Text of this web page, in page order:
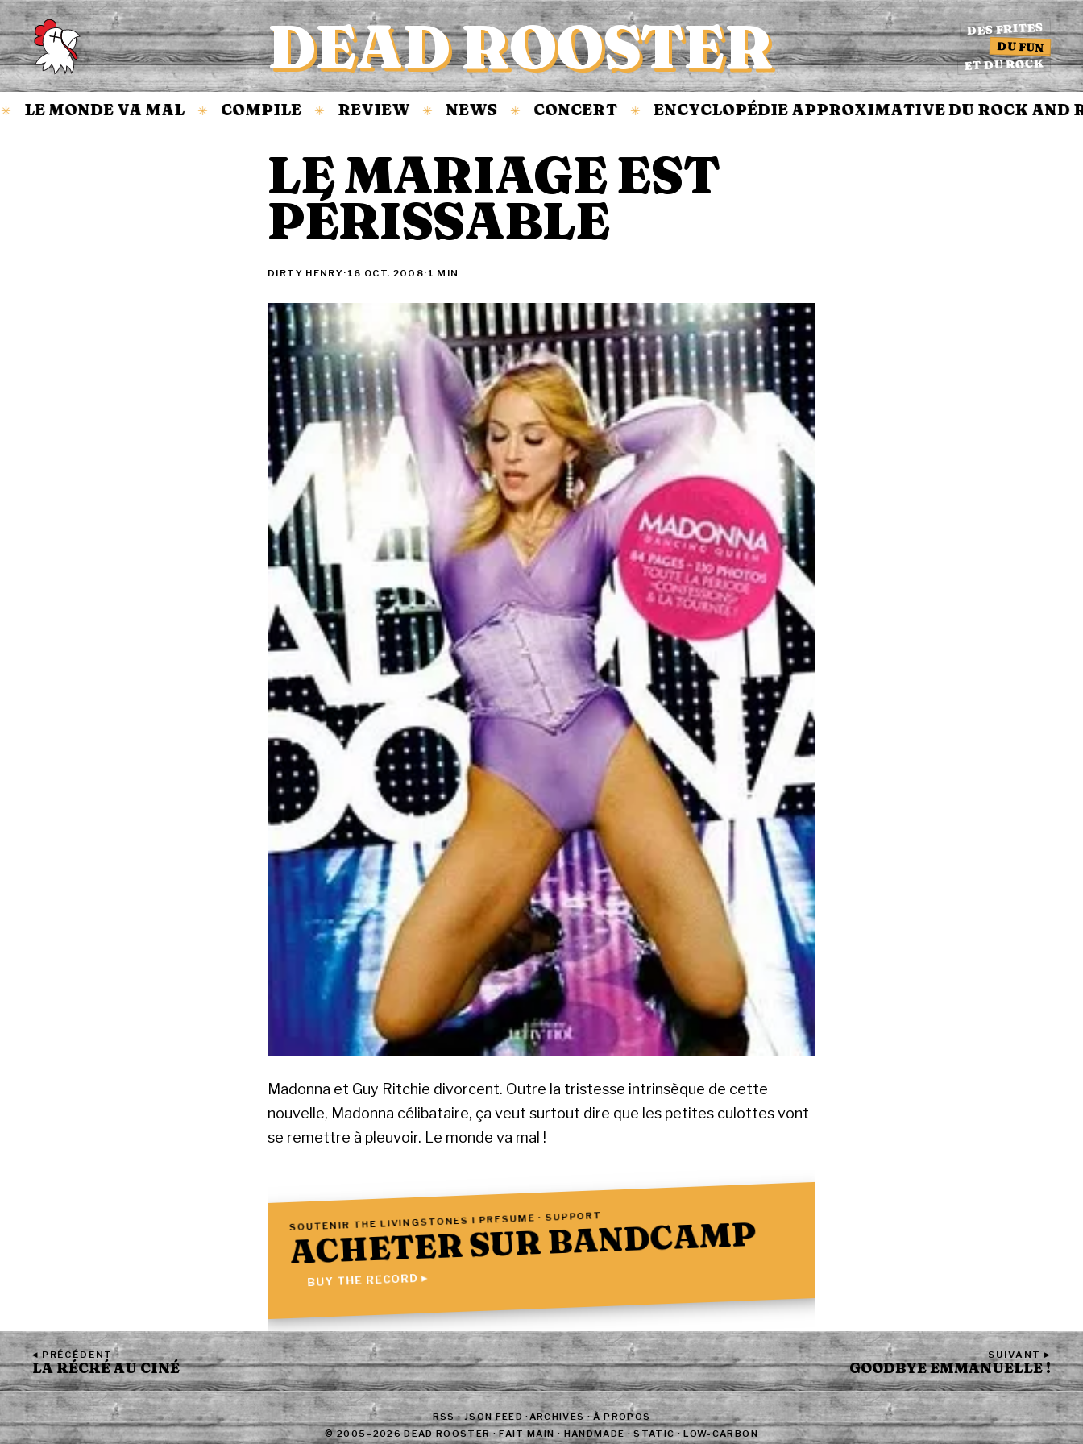
Accueil DEAD ROOSTER DES FRITES
DU FUN
ET DU ROCK
MONDE VA MAL ✳ COMPILE ✳ REVIEW ✳ NEWS ✳ CONCERT ✳ ENCYCLOPÉDIE APPROXIMATIVE DU ROCK AND
LE MARIAGE EST
PÉRISSABLE
DIRTY HENRY· 16 OCT. 2008· 1 MIN
Madonna et Guy Ritchie divorcent. Outre la tristesse intrinsèque de cette
nouvelle, Madonna célibataire, ça veut surtout dire que les petites culottes vont
se remettre à pleuvoir. Le monde va mal !
SOUTENIR THE LIVINGSTONES I PRESUME · SUPPORT
ACHETER SUR BANDCAMP
BUY THE RECORD ▸
◂ PRÉCÉDENT
LA RÉCRÉ AU CINÉ
SUIVANT ▸
GOODBYE EMMANUELLE !
RSS·JSON FEED · ARCHIVES·À PROPOS
© 2005–2026 DEAD ROOSTER · FAIT MAIN · HANDMADE · STATIC · LOW-CARBON